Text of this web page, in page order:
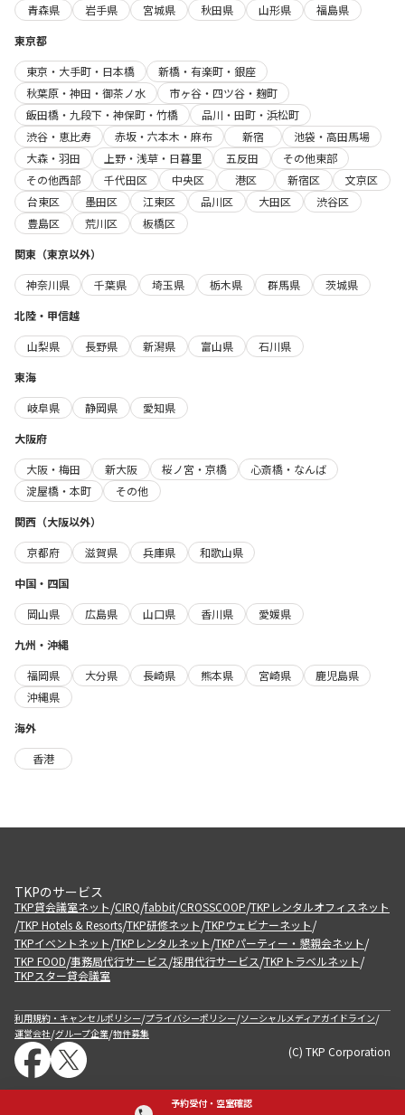
予約受付・空室確認
青森県
岩手県 宮城県 秋田県 山形県
福島県
東京都
東京・大手町・日本橋
新橋・有楽町・銀座
秋葉原・神田・御茶ノ水
市ヶ谷・四ツ谷・麹町
飯田橋・九段下・神保町・竹橋
品川・田町・浜松町
渋谷・恵比寿
赤坂・六本木・麻布 新宿
池袋・高田馬場
大森・羽田
上野・浅草・日暮里 五反田
その他東部
その他西部
千代田区 中央区 港区 新宿区
文京区
台東区
墨田区 江東区 品川区 大田区
渋谷区
豊島区
荒川区
板橋区
関東（東京以外）
神奈川県
千葉県 埼玉県 栃木県 群馬県
茨城県
北陸・甲信越
山梨県
長野県 新潟県 富山県
石川県
東海
岐阜県
静岡県
愛知県
大阪府
大阪・梅田
新大阪 桜ノ宮・京橋
心斎橋・なんば
淀屋橋・本町
その他
関西（大阪以外）
京都府
滋賀県 兵庫県
和歌山県
中国・四国
岡山県
広島県 山口県 香川県
愛媛県
九州・沖縄
福岡県
大分県 長崎県 熊本県 宮崎県
鹿児島県
沖縄県
海外
香港
TKPのサービス
TKP貸会議室ネット/CIRQ/fabbit/CROSSCOOP/TKPレンタルオフィスネット
/TKP Hotels & Resorts/TKP研修ネット/TKPウェビナーネット/
TKPイベントネット/TKPレンタルネット/TKPパーティー・懇親会ネット/
TKP FOOD/事務局代行サービス/採用代行サービス/TKPトラベルネット/
TKPスター貸会議室
利用規約・キャンセルポリシー/プライバシーポリシー/ソーシャルメディアガイドライン/
運営会社/グループ企業/物件募集
(C) TKP Corporation